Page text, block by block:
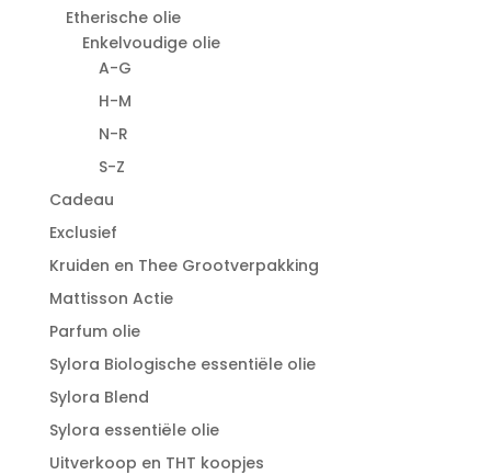
Etherische olie
Enkelvoudige olie
A-G
H-M
N-R
S-Z
Cadeau
Exclusief
Kruiden en Thee Grootverpakking
Mattisson Actie
Parfum olie
Sylora Biologische essentiële olie
Sylora Blend
Sylora essentiële olie
Uitverkoop en THT koopjes